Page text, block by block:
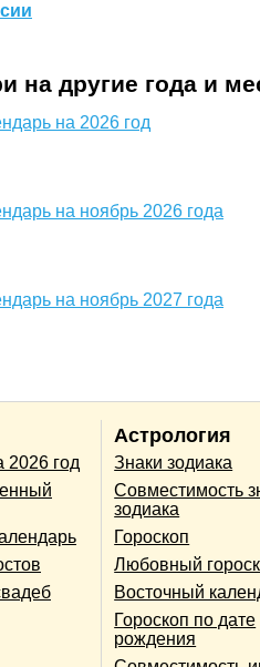
на другие года и
на 2026 год
на ноябрь 2026 года
на ноябрь 2027 года
2026 год
Астрология
Знаки зодиака
Совместимость
зодиака
Гороскоп
Любовный
Восточный
Гороскоп по дате
рождения